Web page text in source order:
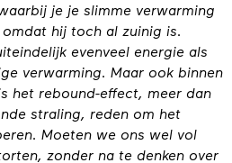
je je slimme verwarming
hij toch al zuinig is.
evenveel energie als
verwarming. Maar ook binnen
het rebound-effect, meer dan
straling, reden om het
Moeten we ons wel vol
zonder na te denken over